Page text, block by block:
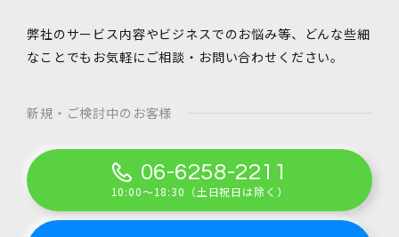
弊社のサービス内容やビジネスでのお悩み等、
どんな些細
なことでもお気軽にご相談・お問い合わせください。
新規・ご検討中のお客様
06-6258-2211
10:00～18:30（土日祝日は除く）